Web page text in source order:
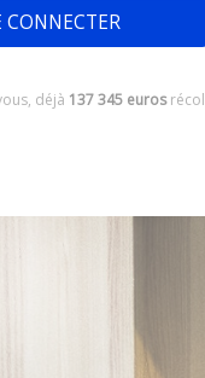
déjà 137 345 euros